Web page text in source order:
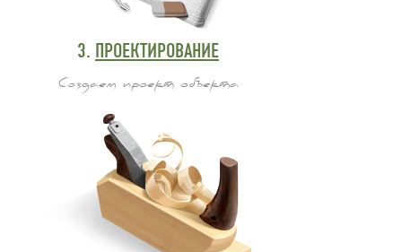
3. ПРОЕКТИРОВАНИЕ
Создаем проект объекта